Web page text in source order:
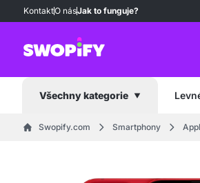
KontaktO násJak to funguje?
Všechny kategorie
Swopify.com Smartphony